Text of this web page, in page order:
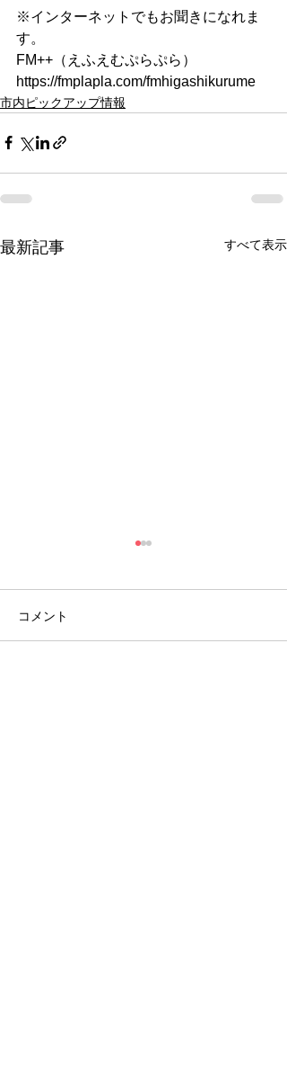
※インターネットでもお聞きになれま
す。
FM++（えふえむぷらぷら）
https://fmplapla.com/fmhigashikurume
市内ピックアップ情報
最新記事 すべて表示
コメント